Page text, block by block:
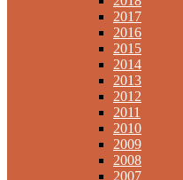
2017
2016
2015
2014
2013
2012
2011
2010
2009
2008
2007